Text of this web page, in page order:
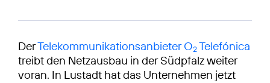
DerTelekommunikationsanbieter O2Telefónica
treibt den Netzausbau in der Südpfalz weiter
voran. In Lustadt hat das Unternehmen jetzt